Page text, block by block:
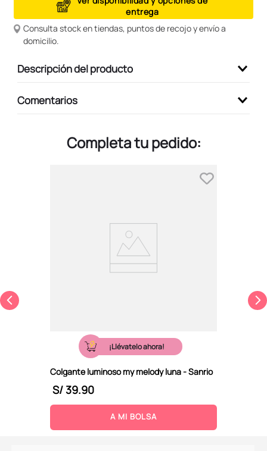
entrega
Consulta stock en tiendas, puntos de recojo y envío a
domicilio.
Descripción del producto
Comentarios
Completa tu pedido:
¡Llévatelo ahora!
Colgante luminoso my melody luna - Sanrio
S/39.90
A MI BOLSA
peluche
10. kuromi